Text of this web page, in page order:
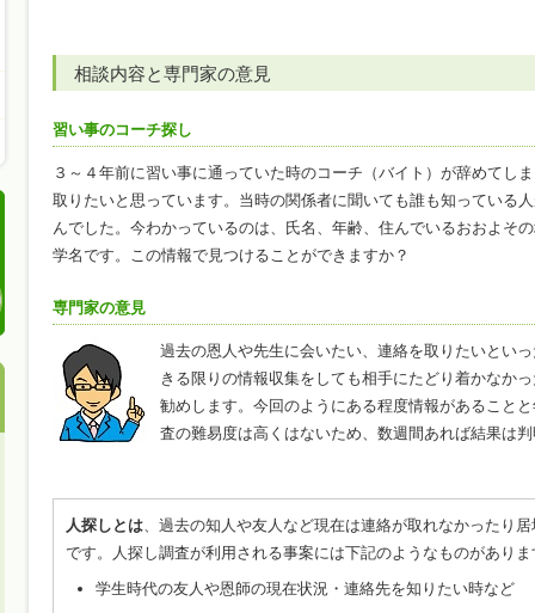
相談内容と専門家の意見
習い事のコーチ探し
３～４年前に習い事に通っていた時のコーチ（バイト）が辞めてし
取りたいと思っています。当時の関係者に聞いても誰も知っている
んでした。今わかっているのは、氏名、年齢、住んでいるおおよそ
学名です。この情報で見つけることができますか？
専門家の意見
過去の恩人や先生に会いたい、連絡を取りたいとい
きる限りの情報収集をしても相手にたどり着かなか
勧めします。今回のようにある程度情報があること
査の難易度は高くはないため、数週間あれば結果は
人探しとは、過去の知人や友人など現在は連絡が取れなかったり
です。人探し調査が利用される事案には下記のようなものがありま
学生時代の友人や恩師の現在状況・連絡先を知りたい時など